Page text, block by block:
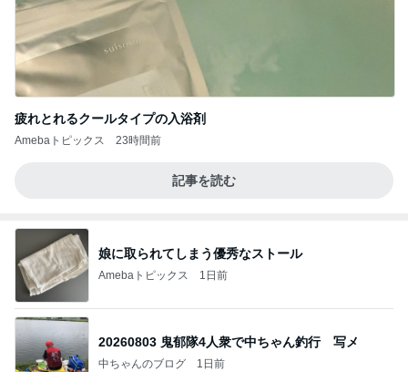
疲れとれるクールタイプの入浴剤
Amebaトピックス 23時間前
記事を読む
娘に取られてしまう優秀なストール
Amebaトピックス 1日前
20260803 鬼郁隊4人衆で中ちゃん釣行 写メ
中ちゃんのブログ 1日前